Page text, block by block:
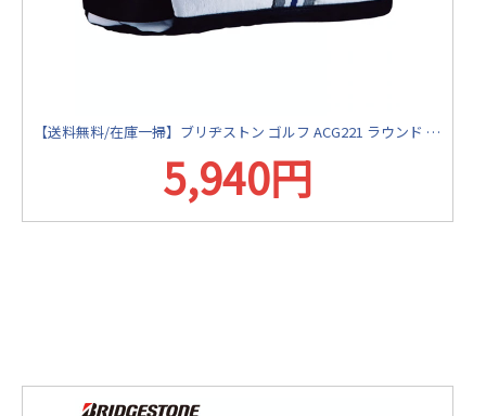
【送料無料/在庫一掃】ブリヂストン ゴルフ ACG221 ラウンド ポーチ ホワイト(WH) ゴルフバッグ BRIDGESTONE【あすアト】
5,940円